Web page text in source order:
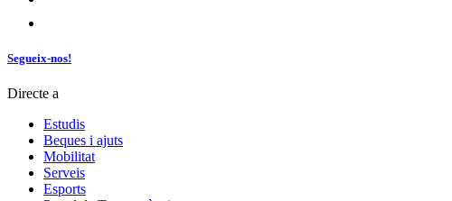
Segueix-nos!
Directe a
Estudis
Beques i ajuts
Mobilitat
Serveis
Esports